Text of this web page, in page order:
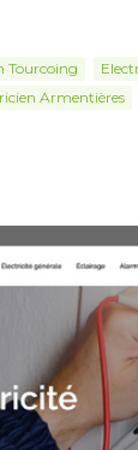
Tourcoing
Armentières